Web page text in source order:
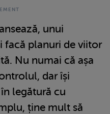
unui
facă planuri de viitor
Nu numai că așa
dar își
legătură cu
ține mult să